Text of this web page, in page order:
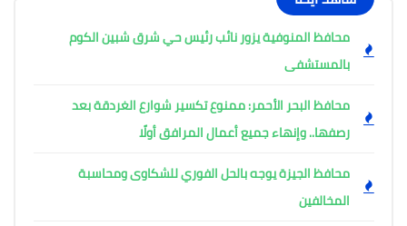
محافظ المنوفية يزور نائب رئيس حي شرق شبين الكوم
بالمستشفى
محافظ البحر الأحمر: ممنوع تكسير شوارع الغردقة بعد
رصفها.. وإنهاء جميع أعمال المرافق أولًا
محافظ الجيزة يوجه بالحل الفوري للشكاوى ومحاسبة
المخالفين